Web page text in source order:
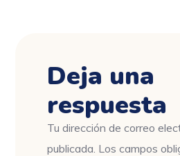
Deja una
respuesta
Tu dirección de correo
publicada. Los campos